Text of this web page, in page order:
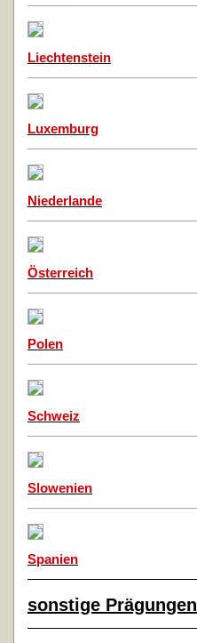
Liechtenstein
Luxemburg
Niederlande
Österreich
Polen
Schweiz
Slowenien
Spanien
sonstige Prägungen